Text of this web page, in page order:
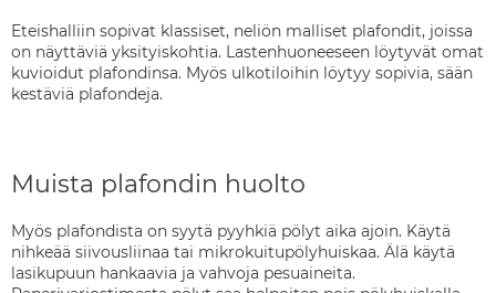
Eteishalliin sopivat klassiset, neliön malliset plafondit, joissa
on näyttäviä yksityiskohtia. Lastenhuoneeseen löytyvät omat
kuvioidut plafondinsa. Myös ulkotiloihin löytyy sopivia, sään
kestäviä plafondeja.
Muista plafondin huolto
Myös plafondista on syytä pyyhkiä pölyt aika ajoin. Käytä
nihkeää siivousliinaa tai mikrokuitupölyhuiskaa. Älä käytä
lasikupuun hankaavia ja vahvoja pesuaineita.